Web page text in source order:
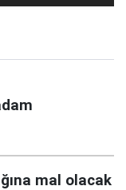
Japon
mal olacak